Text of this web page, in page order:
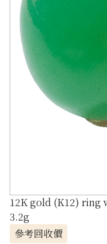
12K gold (K12) ring
3.2g
參考回收價